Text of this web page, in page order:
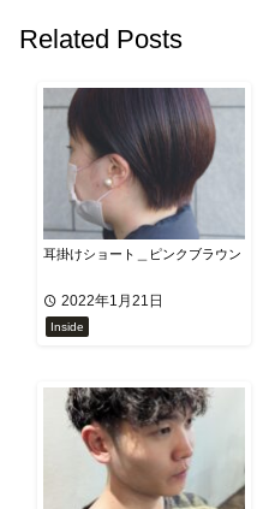
Related Posts
耳掛けショート＿ピンクブラウン
2022年1月21日
Inside